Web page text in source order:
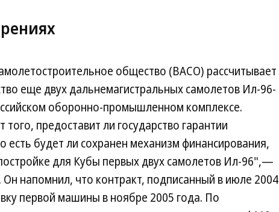
общество (ВАСО) рассчитывает
еще двух дальнемагистральных самолетов Ил-96-
оборонно-промышленном комплексе.
предоставит ли государство гарантии
есть будет ли сохранен механизм финансирования,
для Кубы первых двух самолетов Ил-96",—
Он напомнил, что контракт, подписанный в июле 2004
первой машины в ноябре 2005 года. По